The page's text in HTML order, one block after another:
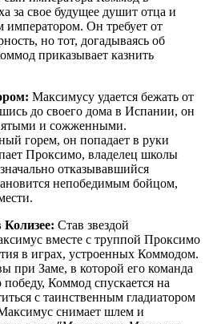
за свое будущее душит отца и
императором. Он требует от
но тот, догадываясь об
приказывает казнить
Максимусу удается бежать от
до своего дома в Испании, он
и сожженными.
горем, он попадает в руки
Проксимо, владелец школы
отказывавшийся
непобедимым бойцом,
Став звездой
вместе с труппой Проксимо
в играх, устроенных Коммодом.
при Заме, в которой его команда
Коммод спускается на
с таинственным гладиатором
снимает шлем и